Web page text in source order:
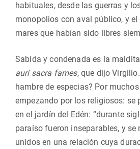
habituales, desde las guerras y
monopolios con aval público, y
mares que habían sido libres
Sabida y condenada es la
auri sacra fames, que dijo
hambre de especias? Por
empezando por los religiosos: se
en el jardín del Edén: “durante
paraíso fueron inseparables, y se
unidos en una relación cuya